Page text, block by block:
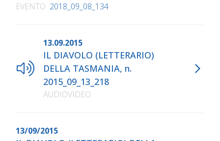
EVENTO 2018_09_08_134
13.09.2015
IL DIAVOLO (LETTERARIO)
DELLA TASMANIA, n.
2015_09_13_218
AUDIOVIDEO
13/09/2015